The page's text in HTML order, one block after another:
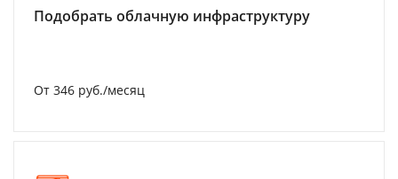
Подобрать облачную инфраструктуру
От 346 руб./месяц